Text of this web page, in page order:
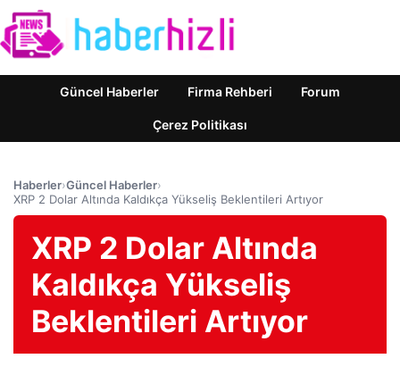
Güncel Haberler Firma Rehberi Forum
Çerez Politikası
Haberler›Güncel Haberler›
XRP 2 Dolar Altında Kaldıkça Yükseliş Beklentileri Artıyor
XRP 2 Dolar Altında
Kaldıkça Yükseliş
Beklentileri Artıyor